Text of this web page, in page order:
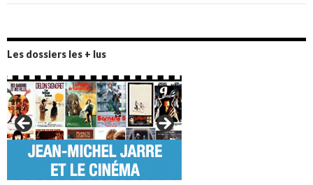
Les dossiers les + lus